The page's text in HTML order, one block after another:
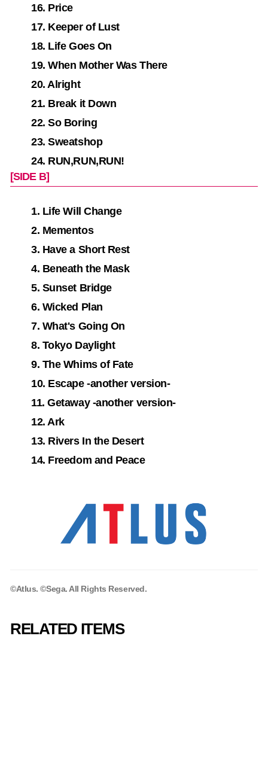
16. Price
17. Keeper of Lust
18. Life Goes On
19. When Mother Was There
20. Alright
21. Break it Down
22. So Boring
23. Sweatshop
24. RUN,RUN,RUN!
[SIDE B]
1. Life Will Change
2. Mementos
3. Have a Short Rest
4. Beneath the Mask
5. Sunset Bridge
6. Wicked Plan
7. What's Going On
8. Tokyo Daylight
9. The Whims of Fate
10. Escape -another version-
11. Getaway -another version-
12. Ark
13. Rivers In the Desert
14. Freedom and Peace
©Atlus. ©Sega. All Rights Reserved.
RELATED ITEMS